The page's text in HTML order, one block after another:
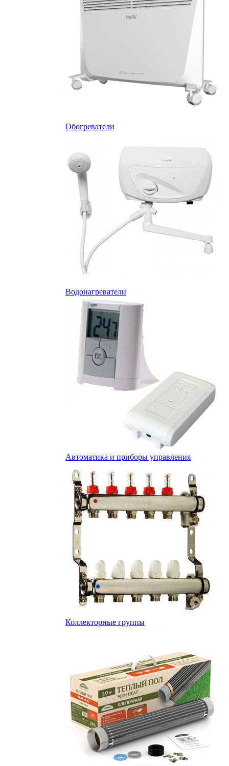
Обогреватели
Водонагреватели
Автоматика и приборы управления
Коллекторные группы